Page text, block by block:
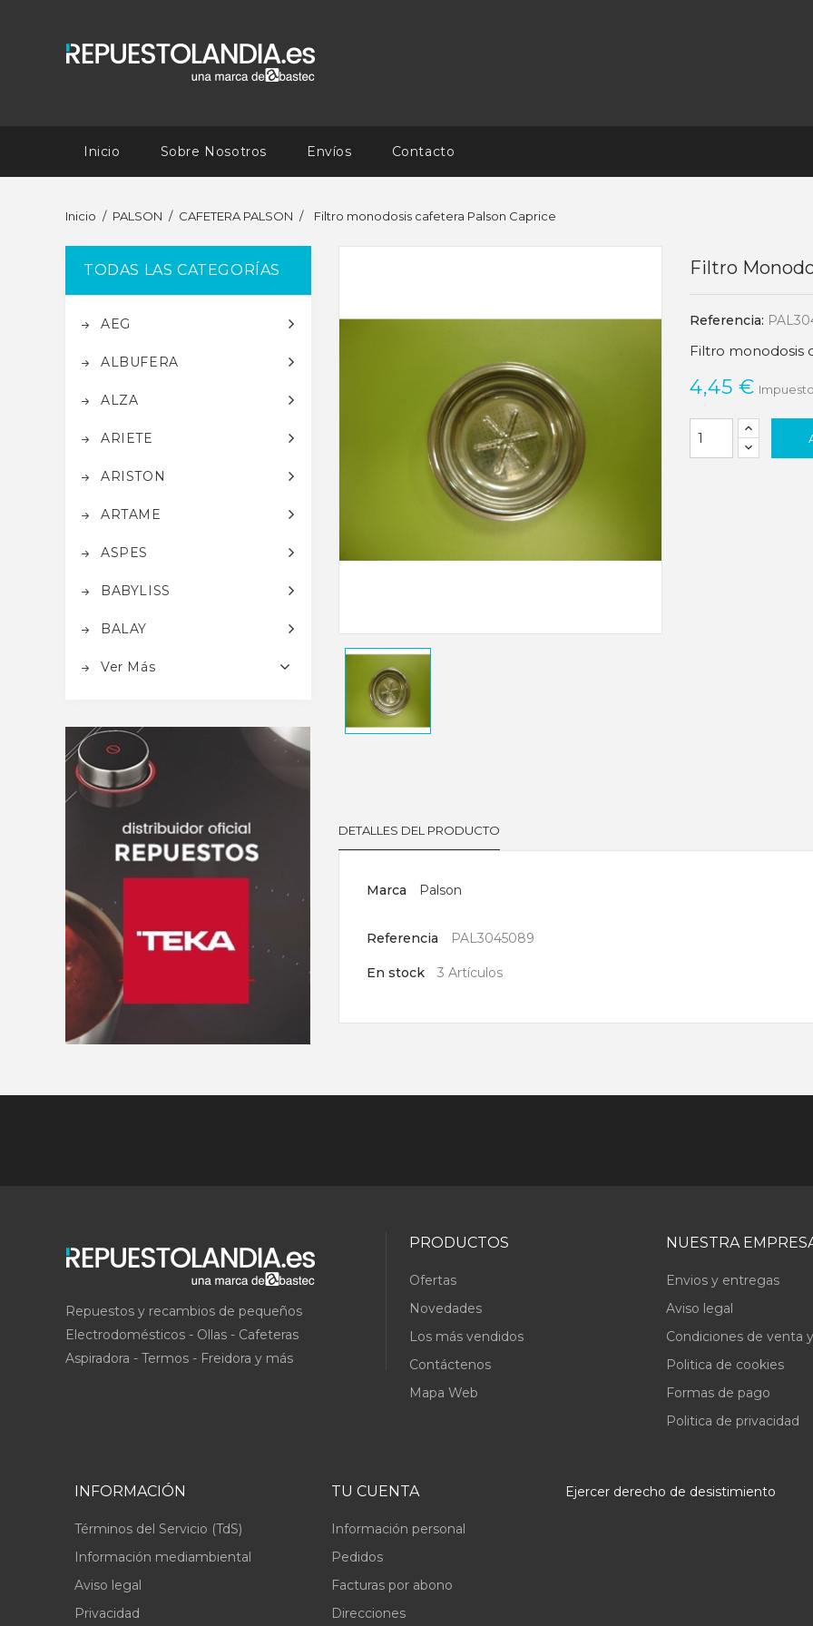
Inicio Sobre Nosotros Envíos Contacto
Inicio PALSON CAFETERA PALSON Filtro monodosis cafetera Palson Caprice
TODAS LAS CATEGORÍAS
AEG
ALBUFERA
ALZA
ARIETE
ARISTON
ARTAME
ASPES
BABYLISS
BALAY
Ver Más
Filtro
Referencia:
Filtro monodosis
4,45 €
DETALLES DEL PRODUCTO
Marca Palson
Referencia PAL3045089
En stock 3 Artículos
Repuestos y recambios de pequeños
Electrodomésticos - Ollas - Cafeteras
Aspiradora - Termos - Freidora y más
PRODUCTOS
Ofertas
Novedades
Los más vendidos
Contáctenos
Mapa Web
NUESTRA
Envios y entregas
Aviso legal
Condiciones de venta
Politica de cookies
Formas de pago
Politica de privacidad
INFORMACIÓN
Términos del Servicio (TdS)
Información mediambiental
Aviso legal
Privacidad
TU CUENTA
Información personal
Pedidos
Facturas por abono
Direcciones
Ejercer derecho de desistimiento